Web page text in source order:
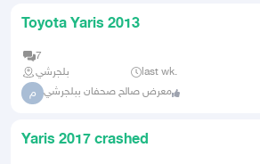
Toyota Yaris 2013
7
بلجرشي
last wk.
م معرض صالح صحفان ببلجرشي
Yaris 2017 crashed